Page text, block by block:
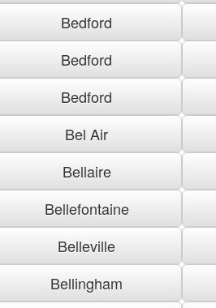
Bedford
Bedford
Bedford
Bel Air
Bellaire
Bellefontaine
Belleville
Bellingham